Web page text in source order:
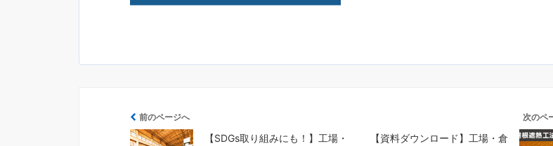
前のページへ
【SDGs取り組みにも！】工場・
次のペ
【資料ダウンロード】工場・倉